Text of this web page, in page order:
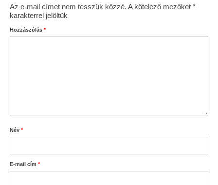
Az e-mail címet nem tesszük közzé. A kötelező mezőket *
karakterrel jelöltük
Hozzászólás *
Név *
E-mail cím *